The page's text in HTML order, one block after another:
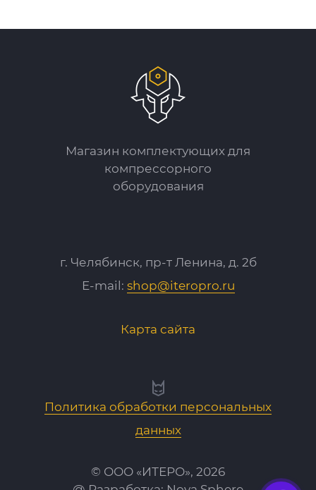
Магазин комплектующих для
компрессорного
оборудования
г. Челябинск, пр-т Ленина, д. 2б
E-mail: shop@iteropro.ru
Карта сайта
© ООО «ИТЕРО», 2026
Политика обработки персональных
данных